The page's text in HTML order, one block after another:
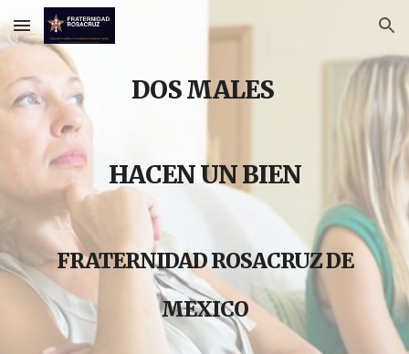
Skip to main content Skip to navigation
DOS MALES
HACEN UN BIEN
FRATERNIDAD ROSACRUZ DE
MEXICO